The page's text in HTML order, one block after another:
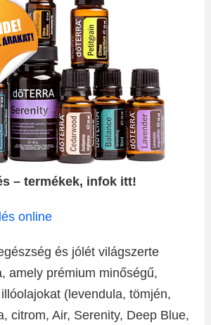
– termékek, infok itt!
online
és jólét világszerte
amely prémium minőségű,
(levendula, tömjén,
citrom, Air, Serenity, Deep Blue,